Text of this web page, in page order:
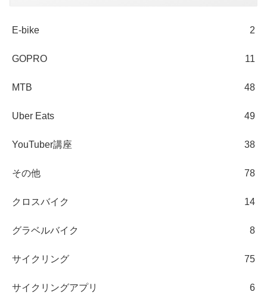
E-bike 2
GOPRO 11
MTB 48
Uber Eats 49
YouTuber講座 38
その他 78
クロスバイク 14
グラベルバイク 8
サイクリング 75
サイクリングアプリ 6